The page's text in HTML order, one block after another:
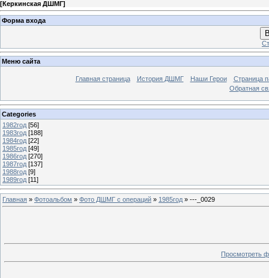
[Керкинская ДШМГ]
Форма входа
Меню сайта
Главная страница История ДШМГ Наши Герои
Страница
Обратная
Categories
1982год [56]
1983год [188]
1984год [22]
1985год [49]
1986год [270]
1987год [137]
1988год [9]
1989год [11]
Главная » Фотоальбом » Фото ДШМГ с операций » 1985год » ---_0029
Просмотреть